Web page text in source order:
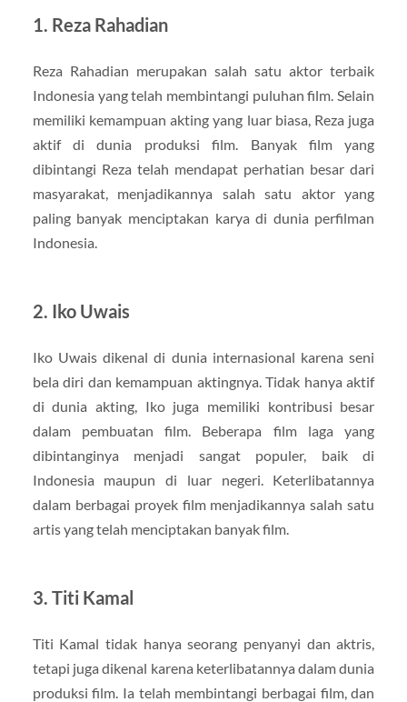
1. Reza Rahadian
Reza Rahadian merupakan salah satu aktor terbaik
Indonesia yang telah membintangi puluhan film. Selain
memiliki kemampuan akting yang luar biasa, Reza juga
aktif di dunia produksi film. Banyak film yang
dibintangi Reza telah mendapat perhatian besar dari
masyarakat, menjadikannya salah satu aktor yang
paling banyak menciptakan karya di dunia perfilman
Indonesia.
2. Iko Uwais
Iko Uwais dikenal di dunia internasional karena seni
bela diri dan kemampuan aktingnya. Tidak hanya aktif
di dunia akting, Iko juga memiliki kontribusi besar
dalam pembuatan film. Beberapa film laga yang
dibintanginya menjadi sangat populer, baik di
Indonesia maupun di luar negeri. Keterlibatannya
dalam berbagai proyek film menjadikannya salah satu
artis yang telah menciptakan banyak film.
3. Titi Kamal
Titi Kamal tidak hanya seorang penyanyi dan aktris,
tetapi juga dikenal karena keterlibatannya dalam dunia
produksi film. Ia telah membintangi berbagai film, dan